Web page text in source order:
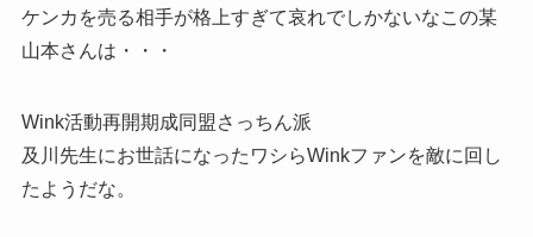
ケンカを売る相手が格上すぎて哀れでしかないなこの某
山本さんは・・・
Wink活動再開期成同盟さっちん派
及川先生にお世話になったワシらWinkファンを敵に回し
たようだな。